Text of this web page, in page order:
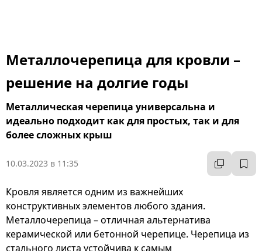
Металлочерепица для кровли –
решение на долгие годы
Металлическая черепица универсальна и
идеально подходит как для простых, так и для
более сложных крыш
10.03.2023 в 11:35
Кровля является одним из важнейших
конструктивных элементов любого здания.
Металлочерепица – отличная альтернатива
керамической или бетонной черепице. Черепица из
стального листа устойчива к самым